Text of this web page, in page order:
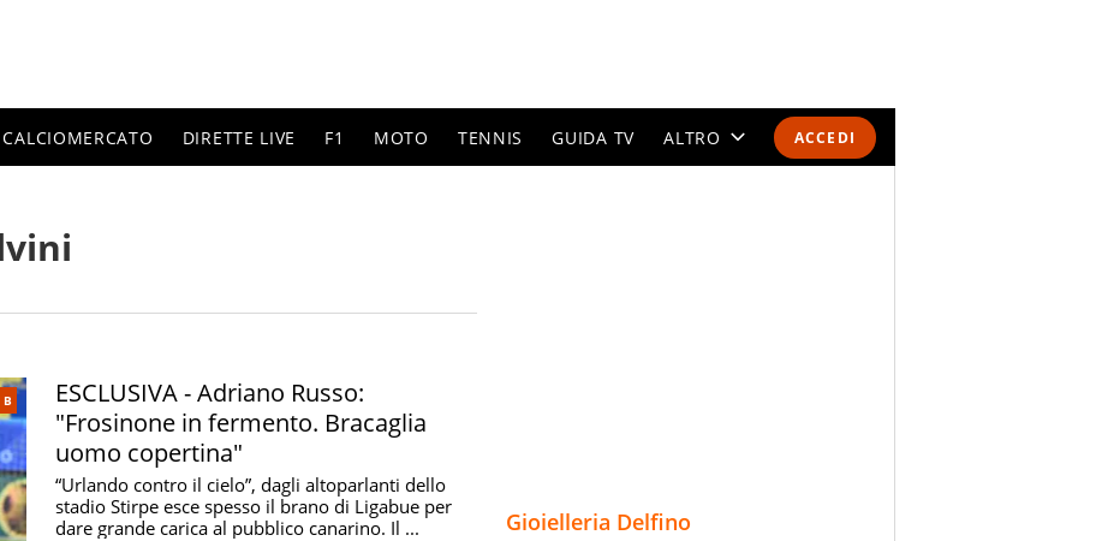
ACCEDI
CALCIOMERCATO DIRETTE LIVE F1 MOTO TENNIS GUIDA TV ALTRO
B
ESCLUSIVA - Adriano Russo:
"Frosinone in fermento. Bracaglia
uomo copertina"
“Urlando contro il cielo”, dagli altoparlanti dello
stadio Stirpe esce spesso il brano di Ligabue per
dare grande carica al pubblico canarino. Il ...
Gioielleria Delfino